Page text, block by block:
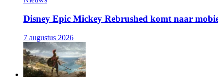
Disney Epic Mickey Rebrushed komt naar
7 augustus 2026